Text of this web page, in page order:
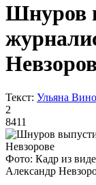
Шнуров
Текст: Ульяна
2
8411
Фото: Кадр из
Александр